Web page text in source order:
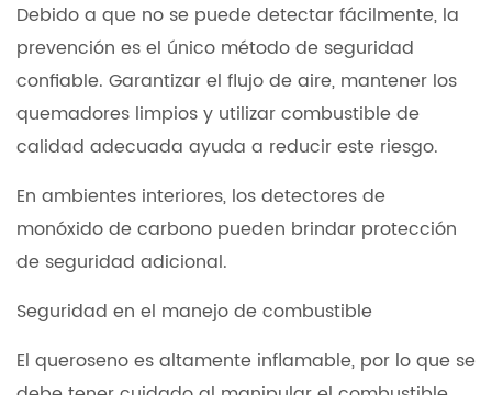
Debido a que no se puede detectar fácilmente, la
prevención es el único método de seguridad
confiable. Garantizar el flujo de aire, mantener los
quemadores limpios y utilizar combustible de
calidad adecuada ayuda a reducir este riesgo.
En ambientes interiores, los detectores de
monóxido de carbono pueden brindar protección
de seguridad adicional.
Seguridad en el manejo de combustible
El queroseno es altamente inflamable, por lo que se